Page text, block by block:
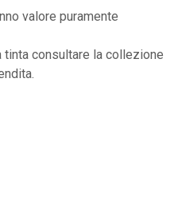
valore puramente
consultare la collezione